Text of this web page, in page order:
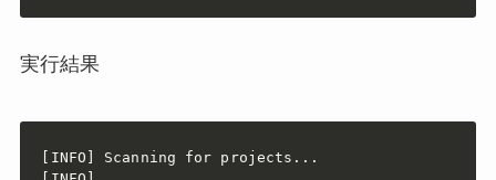
実行結果
[INFO] Scanning for projects...